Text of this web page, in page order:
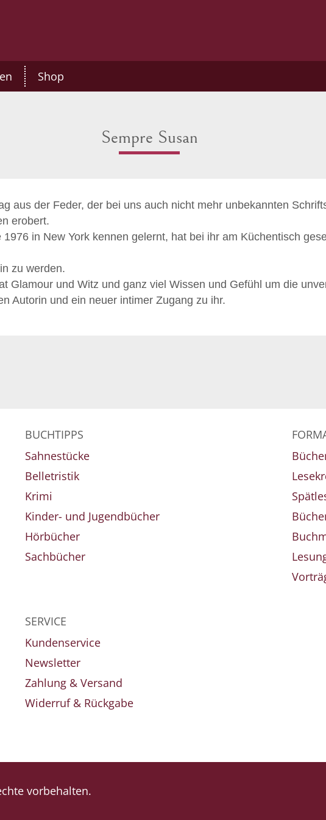
Shop
Sempre Susan
aus der Feder, der bei uns auch nicht mehr unbekannten
erobert.
in New York kennen gelernt, hat bei ihr am Küchentisch
zu werden.
Glamour und Witz und ganz viel Wissen und Gefühl um die
Autorin und ein neuer intimer Zugang zu ihr.
BUCHTIPPS
Sahnestücke
Belletristik
Krimi
Kinder- und Jugendbücher
Hörbücher
Sachbücher
SERVICE
Kundenservice
Newsletter
Zahlung & Versand
Widerruf & Rückgabe
vorbehalten.